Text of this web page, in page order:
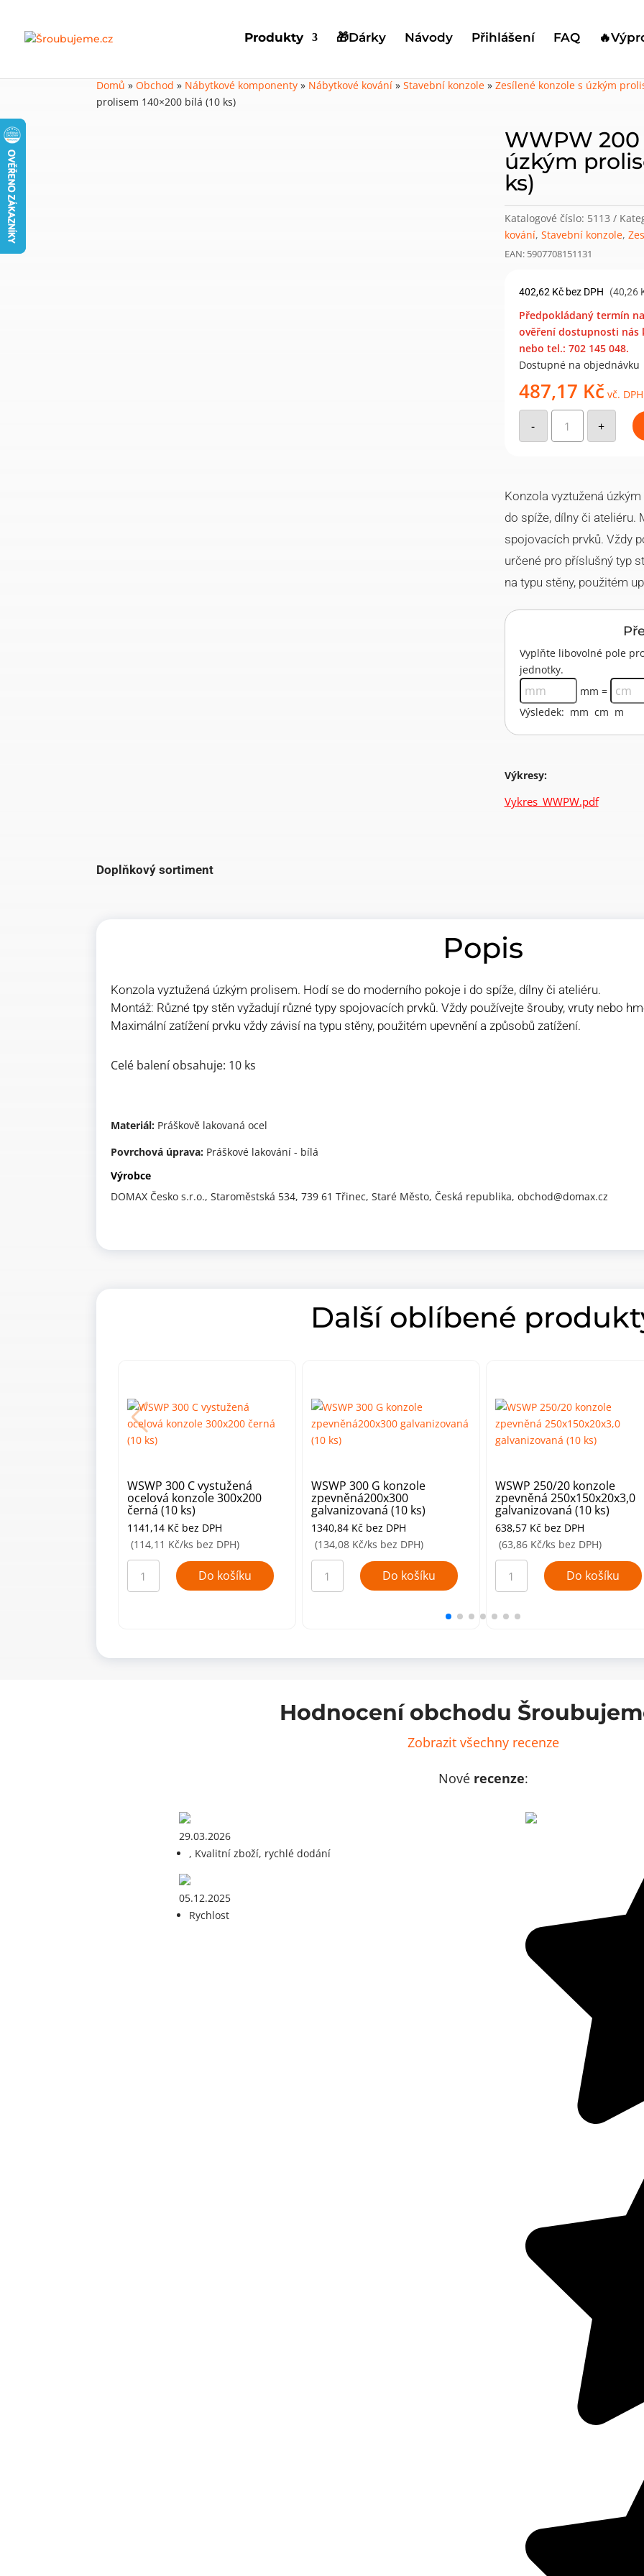
Produkty 🎁Dárky Návody Přihlášení FAQ
Domů »Obchod » Nábytkové komponenty » Nábytkové kování »Stavební konzole »Zesílené konzole s úzkým
prolisem 140×200 bílá (10 ks)
WWPW
úzkým
ks)
Katalogové číslo: 5113
kování, Stavební konzole,
EAN: 5907708151131
402,62 Kč bez DPH (40,26
Předpokládaný termín
ověření dostupnosti nás
nebo tel.: 702 145 048.
Dostupné na objednávku
487,17 Kč vč. DPH
-
WWPW
200
konzole
zesílená
(10
ks)
množství
+
Konzola vyztužená
do spíže, dílny či ateliéru.
spojovacích prvků. Vždy
určené pro příslušný typ
na typu stěny, použitém
Vyplňte libovolné pole
jednotky.
mm =
Výsledek: mm cm m
Výkresy:
Vykres_WWPW.pdf
Doplňkový sortiment
Popis
Konzola vyztužená úzkým prolisem. Hodí se do moderního pokoje i do spíže, dílny či ateliéru.
Montáž: Různé tpy stěn vyžadují různé typy spojovacích prvků. Vždy používejte šrouby, vruty nebo
Maximální zatížení prvku vždy závisí na typu stěny, použitém upevnění a způsobů zatížení.
Celé balení obsahuje: 10 ks
Materiál: Práškově lakovaná ocel
Povrchová úprava: Práškové lakování - bílá
Výrobce
DOMAX Česko s.r.o., Staroměstská 534, 739 61 Třinec, Staré Město, Česká republika, obchod@domax.cz
Další oblíbené
WSWP 300 C vystužená
ocelová konzole 300x200
černá (10 ks)
1141,14 Kč bez DPH
(114,11 Kč/ks bez DPH)
WSWP
300
vystužená
Do košíku
WSWP 300 G konzole
zpevněná200x300
galvanizovaná (10 ks)
1340,84 Kč bez DPH
(134,08 Kč/ks bez DPH)
WSWP
300
konzole
Do košíku
WSWP 250/20 konzole
zpevněná 250x150x20x3,0
galvanizovaná (10 ks)
638,57 Kč bez DPH
(63,86 Kč/ks bez DPH)
WSWP
250/20
konzole
zpevněná
galvanizovaná
(10
Do košíku
Hodnocení obchodu
Zobrazit všechny recenze
Nové recenze:
29.03.2026
, Kvalitní zboží, rychlé dodání
05.12.2025
Rychlost